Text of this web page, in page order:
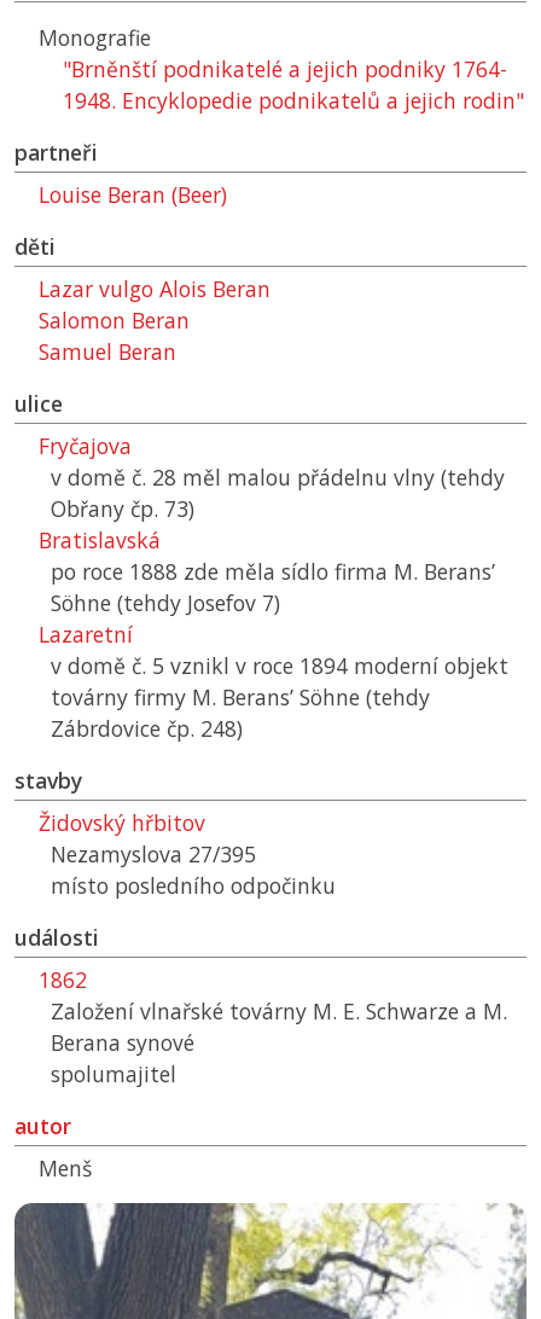
Monografie
"Brněnští podnikatelé a jejich podniky 1764-
1948. Encyklopedie podnikatelů a jejich rodin"
partneři
Louise Beran (Beer)
děti
Lazar vulgo Alois Beran
Salomon Beran
Samuel Beran
ulice
Fryčajova
v domě č. 28 měl malou přádelnu vlny (tehdy
Obřany čp. 73)
Bratislavská
po roce 1888 zde měla sídlo firma M. Berans’
Söhne (tehdy Josefov 7)
Lazaretní
v domě č. 5 vznikl v roce 1894 moderní objekt
továrny firmy M. Berans’ Söhne (tehdy
Zábrdovice čp. 248)
stavby
Židovský hřbitov
Nezamyslova 27/395
místo posledního odpočinku
události
1862
Založení vlnařské továrny M. E. Schwarze a M.
Berana synové
spolumajitel
autor
Menš